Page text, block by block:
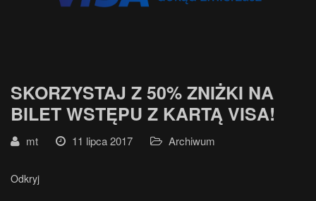
SKORZYSTAJ Z 50% ZNIŻKI NA
BILET WSTĘPU Z KARTĄ VISA!
mt 11 lipca 2017 Archiwum
Odkryj